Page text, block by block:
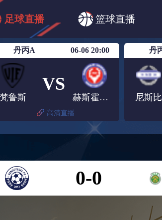
足球直播 篮球直播
欧冠杯
美洲杯
丹丙A 06-06 20:00
梵鲁斯
VS
赫斯霍尔姆
高清直播
丹
尼斯比
0-0